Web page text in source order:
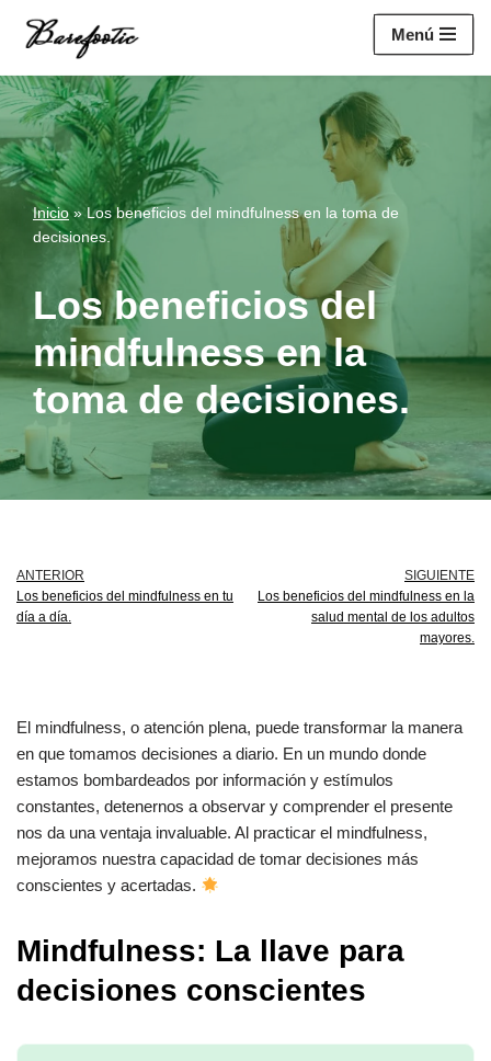
Saltar
al
contenido
Menú
Inicio»Los beneficios del mindfulness en la toma de
decisiones.
Los beneficios del
mindfulness en la
toma de decisiones.
ANTERIOR
Los beneficios del mindfulness en tu
día a día.
SIGUIENTE
Los beneficios del mindfulness en la
salud mental de los adultos
mayores.
El mindfulness, o atención plena, puede transformar la manera
en que tomamos decisiones a diario. En un mundo donde
estamos bombardeados por información y estímulos
constantes, detenernos a observar y comprender el presente
nos da una ventaja invaluable. Al practicar el mindfulness,
mejoramos nuestra capacidad de tomar decisiones más
conscientes y acertadas.
Mindfulness: La llave para
decisiones conscientes